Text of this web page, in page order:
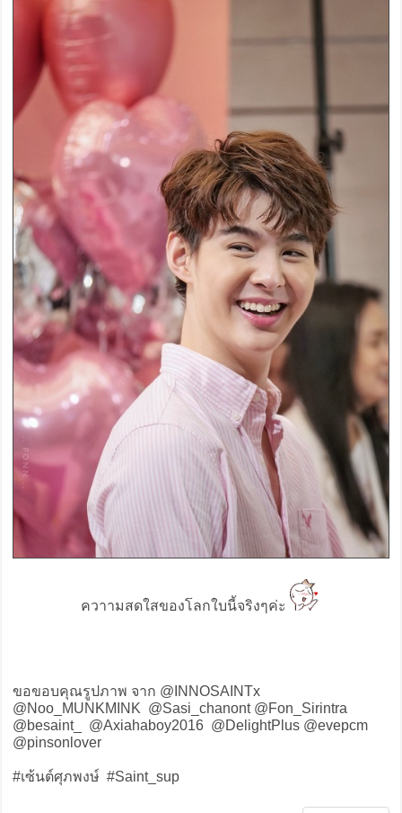
ควาามสดใสของโลกใบนี้จริงๆค่ะ
ขอขอบคุณรูปภาพ จาก @INNOSAINTx
@Noo_MUNKMINK @Sasi_chanont @Fon_Sirintra
@besaint_ @Axiahaboy2016 @DelightPlus @evepcm
@pinsonlover
#เซ้นต์ศุภพงษ์ #Saint_sup